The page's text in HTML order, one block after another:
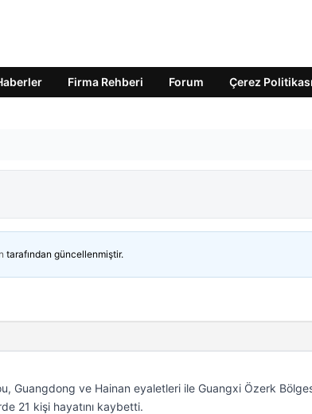
Firma Rehberi Forum Çerez Politikası
tarafından güncellenmiştir.
Guangdong ve Hainan eyaletleri ile Guangxi Özerk
21 kişi hayatını kaybetti.